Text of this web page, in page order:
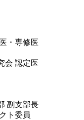
・専修医
会 認定医
副⽀部⻑
ト委員